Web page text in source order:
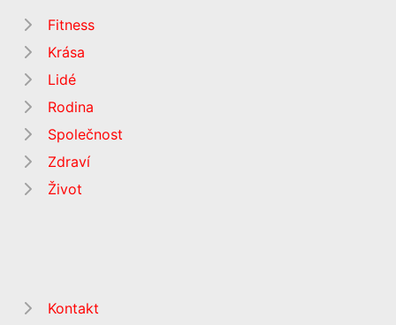
Fitness
Krása
Lidé
Rodina
Společnost
Zdraví
Život
Kontakt